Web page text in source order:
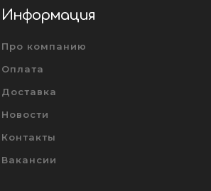
Информация
Про компанию
Оплата
Доставка
Новости
Контакты
Вакансии